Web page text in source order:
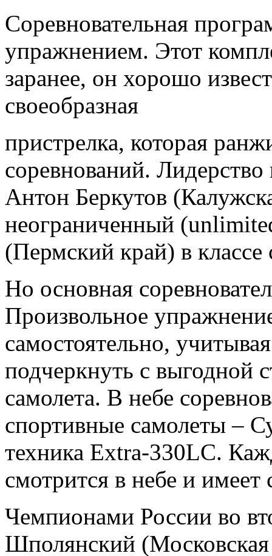
Соревновательная
упражнением. Этот
заранее, он хорошо
своеобразная
пристрелка, которая
соревнований.
Антон Беркутов
неограниченный
(Пермский край) в
Но основная
Произвольное
самостоятельно,
подчеркнуть с выгодной
самолета. В небе
спортивные самолеты –
техника Extra-330LC.
смотрится в небе и
Чемпионами России во
Шполянский